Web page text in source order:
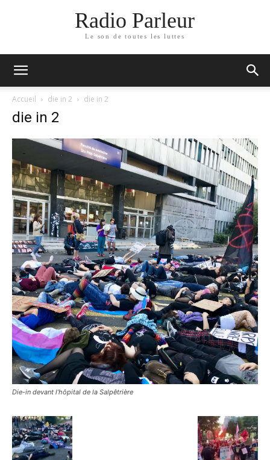
Radio Parleur
Le son de toutes les luttes
Accueil die in 2 die in 2
die in 2
Die-in devant l’hôpital de la Salpêtrière